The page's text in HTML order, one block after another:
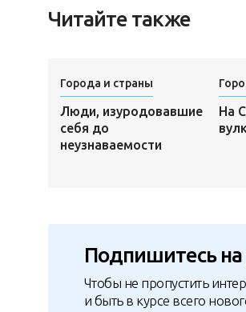
Читайте также
Города и страны
Люди, изуродовавшие
себя до
неузнаваемости
На
Подпишитесь на
Чтобы не пропустить
и быть в курсе всего